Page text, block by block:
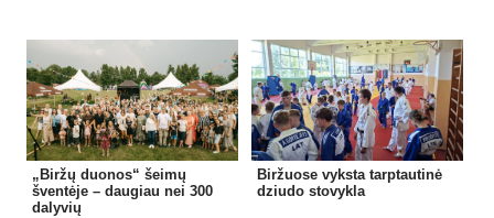
„Biržų duonos“ šeimų
šventėje – daugiau nei 300
dalyvių
Biržuose vyksta tarptautinė
dziudo stovykla